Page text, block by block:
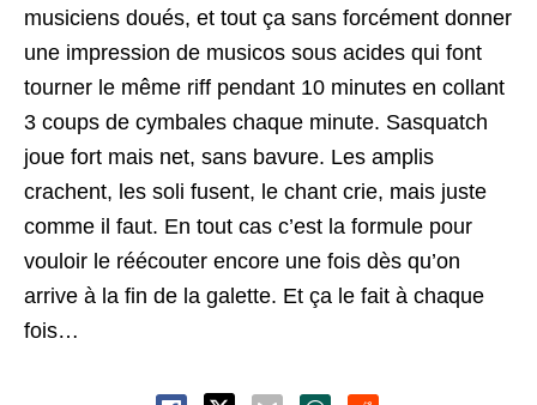
musiciens doués, et tout ça sans forcément donner
une impression de musicos sous acides qui font
tourner le même riff pendant 10 minutes en collant
3 coups de cymbales chaque minute. Sasquatch
joue fort mais net, sans bavure. Les amplis
crachent, les soli fusent, le chant crie, mais juste
comme il faut. En tout cas c’est la formule pour
vouloir le réécouter encore une fois dès qu’on
arrive à la fin de la galette. Et ça le fait à chaque
fois…